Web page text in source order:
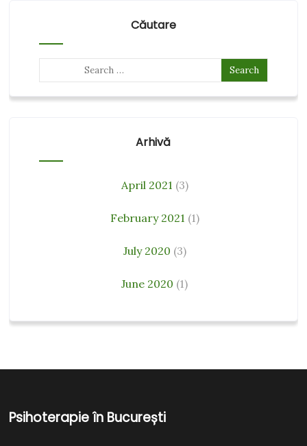
Căutare
Arhivă
April 2021 (3)
February 2021 (1)
July 2020 (3)
June 2020 (1)
Psihoterapie în București